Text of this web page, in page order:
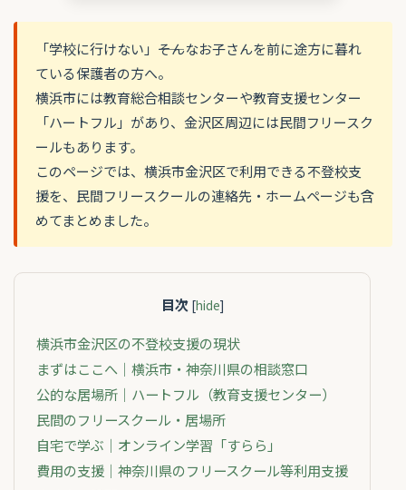
「学校に行けない」――そんなお子さんを前に途方に暮れ
ている保護者の方へ。
横浜市には教育総合相談センターや教育支援センター
「ハートフル」があり、金沢区周辺には民間フリースク
ールもあります。
このページでは、横浜市金沢区で利用できる不登校支
援を、民間フリースクールの連絡先・ホームページも含
めてまとめました。
目次 [hide]
横浜市金沢区の不登校支援の現状
まずはここへ｜横浜市・神奈川県の相談窓口
公的な居場所｜ハートフル（教育支援センター）
民間のフリースクール・居場所
自宅で学ぶ｜オンライン学習「すらら」
費用の支援｜神奈川県のフリースクール等利用支援